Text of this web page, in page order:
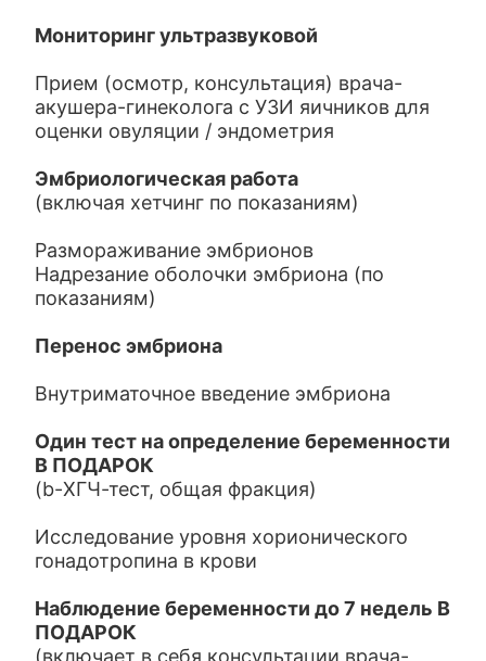
Мониторинг ультразвуковой
Прием (осмотр, консультация) врача-
акушера-гинеколога с УЗИ яичников для
оценки овуляции / эндометрия
Эмбриологическая работа
(включая хетчинг по показаниям)
Размораживание эмбрионов
Надрезание оболочки эмбриона (по
показаниям)
Перенос эмбриона
Внутриматочное введение эмбриона
Один тест на определение беременности
В ПОДАРОК
(b-ХГЧ-тест, общая фракция)
Исследование уровня хорионического
гонадотропина в крови
Наблюдение беременности до 7 недель В
ПОДАРОК
(включает в себя консультации врача-